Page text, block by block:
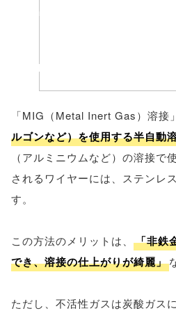
scrollbars=yes'
); return
false;"> シェア
「MIG（Metal Inert Gas）溶接
ルゴンなど）を使用する半自動
（アルミニウムなど）の溶接で
されるワイヤーには、ステンレ
す。
この方法のメリットは、
「非鉄
でき、溶接の仕上がりが綺麗」
ただし、不活性ガスは炭酸ガス